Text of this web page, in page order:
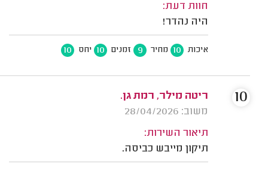
חוות דעת:
היה נהדר!
איכות 10 מחיר 9 זמנים 10 יחס 10
ריטה מילר, רמת גן.
משוב: 28/04/2026
תיאור השירות:
תיקון מייבש כביסה.
10